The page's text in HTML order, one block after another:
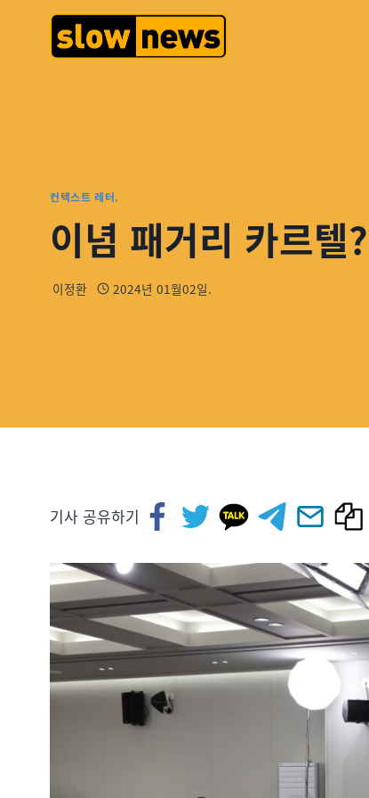
컨텍스트 레터.
이념 패거리 카르
이정환 2024년 01월02일.
기사 공유하기